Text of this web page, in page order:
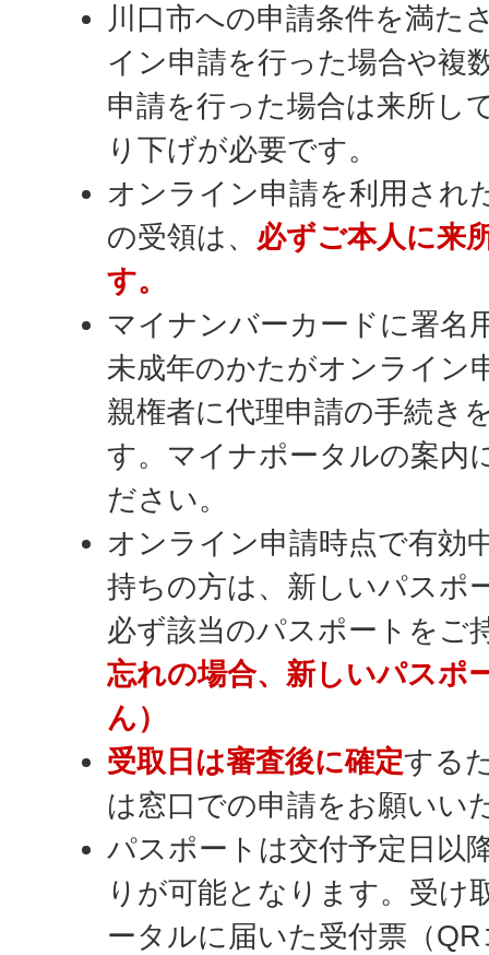
川口市への申請条件を満た
イン申請を行った場合や複
申請を行った場合は来所し
り下げが必要です。
オンライン申請を利用され
の受領は、 必ずご本人に来
す。
マイナンバーカードに署名
未成年のかたがオンライン
親権者に代理申請の手続き
す。マイナポータルの案内
ださい。
オンライン申請時点で有効
持ちの方は、新しいパスポ
必ず該当のパスポートをご
忘れの場合、新しいパスポ
ん）
受取 日は審査後に確定する
は窓口での申請をお願いい
パスポートは交付予定日以
りが可能となります。受け
ータルに届いた受付票（